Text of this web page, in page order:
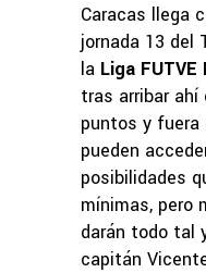
Caracas llega
jornada 13 del
la Liga FUTVE
tras arribar ahí
puntos y fuera
pueden
posibilidades
mínimas, pero
darán todo tal
capitán